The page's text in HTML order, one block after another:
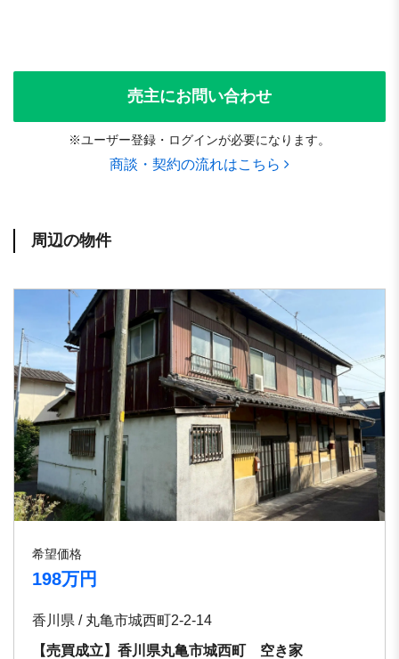
売主にお問い合わせ
※ユーザー登録・ログインが必要になります。
商談・契約の流れはこちら
周辺の物件
希望価格
198万円
香川県 / 丸亀市城西町2-2-14
【売買成立】香川県丸亀市城西町 空き家